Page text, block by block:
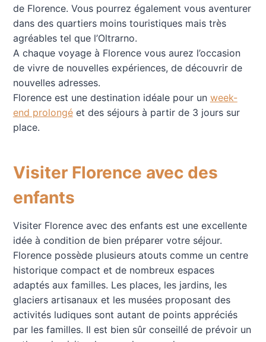
de Florence. Vous pourrez également vous aventurer
dans des quartiers moins touristiques mais très
agréables tel que l’Oltrarno.
A chaque voyage à Florence vous aurez l’occasion
de vivre de nouvelles expériences, de découvrir de
nouvelles adresses.
Florence est une destination idéale pour un week-
end prolongéet des séjours à partir de 3 jours sur
place.
Visiter Florence avec des
enfants
Visiter Florence avec des enfants est une excellente
idée à condition de bien préparer votre séjour.
Florence possède plusieurs atouts comme un centre
historique compact et de nombreux espaces
adaptés aux familles. Les places, les jardins, les
glaciers artisanaux et les musées proposant des
activités ludiques sont autant de points appréciés
par les familles. Il est bien sûr conseillé de prévoir un